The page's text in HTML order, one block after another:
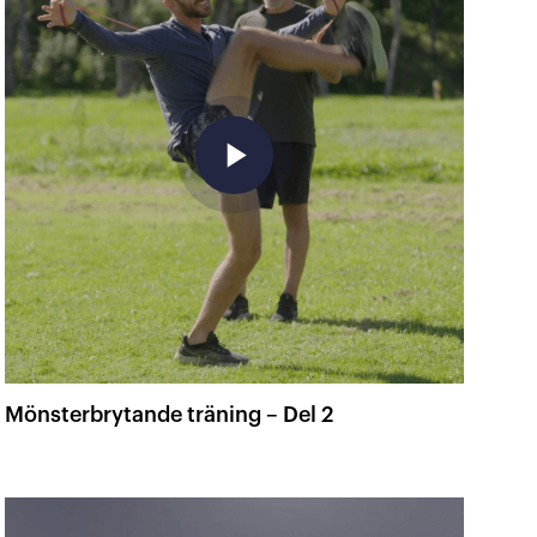
play_arrow
Mönsterbrytande träning – Del 2